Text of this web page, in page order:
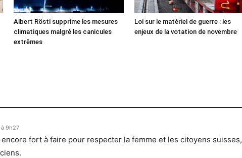
Albert Rösti supprime les mesures
climatiques malgré les canicules
extrêmes
Loi sur le matériel de guerre : les
enjeux de la votation de novembre
9h27
fort à faire pour respecter la femme et les citoyens suisses,